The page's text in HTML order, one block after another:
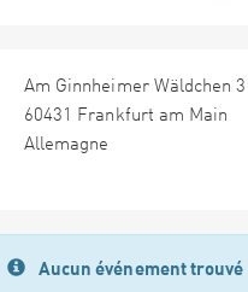
Am Ginnheimer Wäldchen 3
60431 Frankfurt am Main
Allemagne
Aucun événement trouvé